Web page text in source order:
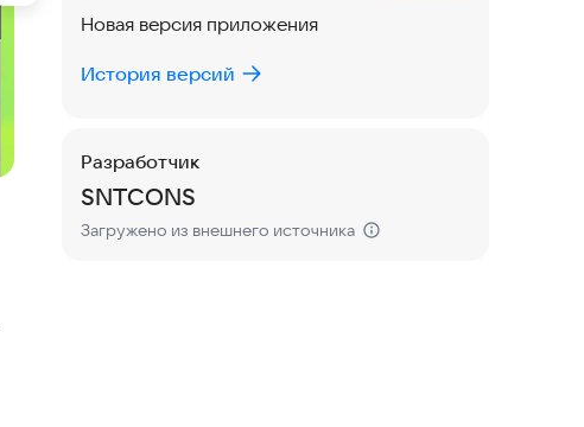
Новая версия приложения
История версий
Разработчик
SNTCONS
Загружено из внешнего источника